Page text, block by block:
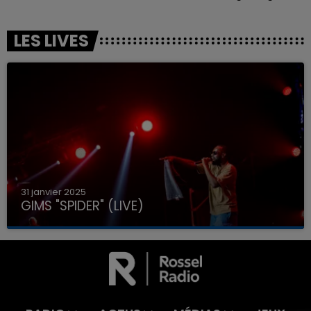
LES LIVES
31 janvier 2025
GIMS "SPIDER" (LIVE)